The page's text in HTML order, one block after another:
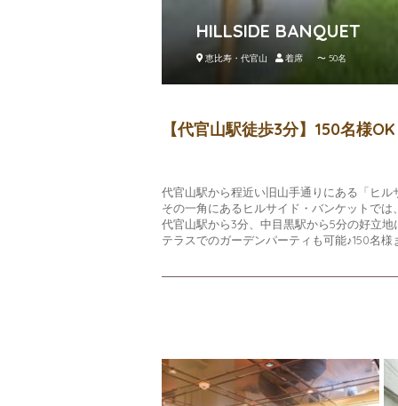
HILLSIDE BANQUET
恵比寿・代官山 着席 〜 50名
【代官山駅徒歩3分】150名様
代官山駅から程近い旧山手通りにある「ヒル
その一角にあるヒルサイド・バンケットで
代官山駅から3分、中目黒駅から5分の好立
テラスでのガーデンパーティも可能♪150名